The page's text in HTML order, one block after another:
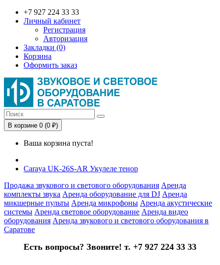
+7 927 224 33 33
Личный кабинет
Регистрация
Авторизация
Закладки (0)
Корзина
Оформить заказ
В корзине 0 (0 ₽)
Ваша корзина пуста!
Caraya UK-26S-AR Укулеле тенор
Продажа звукового и светового оборудования Аренда
комплекты звука Аренда оборудование для DJ Аренда
микшерные пульты Аренда микрофоны Аренда акустические
системы Аренда световое оборудование Аренда видео
оборудования Аренда звукового и светового оборудования в
Саратове
Есть вопросы? Звоните! т. +7 927 224 33 33